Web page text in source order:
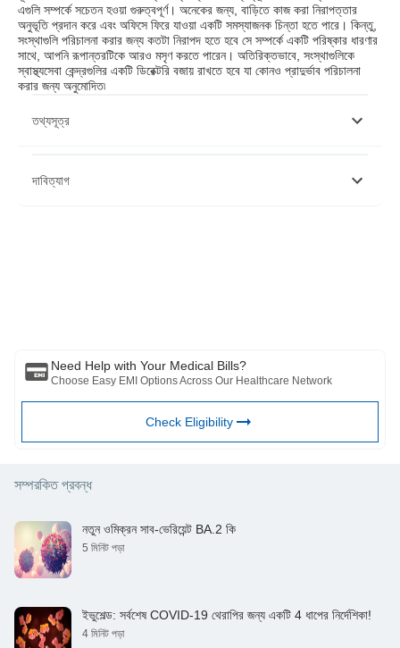
এগুলি সম্পর্কে সচেতন হওয়া গুরুত্বপূর্ণ। অনেকের জন্য, বাড়িতে কাজ করা নিরাপত্তার
অনুভূতি প্রদান করে এবং অফিসে ফিরে যাওয়া একটি সমস্যাজনক চিন্তা হতে পারে। কিন্তু,
সংস্থাগুলি পরিচালনা করার জন্য কতটা নিরাপদ হতে হবে সে সম্পর্কে একটি পরিষ্কার ধারণার
সাথে, আপনি রূপান্তরটিকে আরও মসৃণ করতে পারেন। অতিরিক্তভাবে, সংস্থাগুলিকে
স্বাস্থ্যসেবা কেন্দ্রগুলির একটি ডিরেক্টরি বজায় রাখতে হবে যা কোনও প্রাদুর্ভাব পরিচালনা
করার জন্য অনুমোদিত৷
তথ্যসূত্র
https://www.livemint.com/companies/news/bike-sharing-
দাবিত্যাগ
Need Help with Your Medical Bills?
Choose Easy EMI Options Across Our Healthcare Network
Check Eligibility
সম্পরকিত প্রবন্ধ
নতুন ওমিক্রন সাব-ভেরিয়েন্ট BA.2 কি
5 মিনিট পড়া
ইভুশেল্ড: সর্বশেষ COVID-19 থেরাপির জন্য একটি 4 ধাপের নির্দেশিকা!
4 মিনিট পড়া